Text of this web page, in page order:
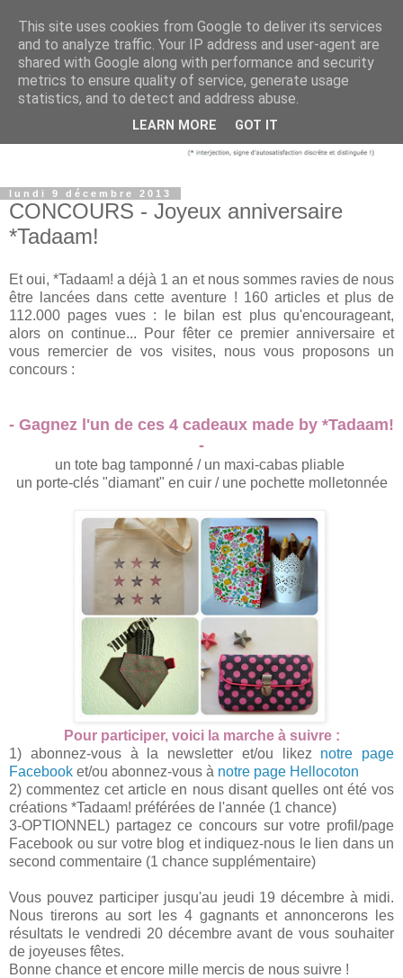
lundi 9 décembre 2013
CONCOURS - Joyeux anniversaire
*Tadaam!
Et oui, *Tadaam! a déjà 1 an et nous sommes ravies de nous
être lancées dans cette aventure ! 160 articles et plus de
112.000 pages vues : le bilan est plus qu'encourageant,
alors on continue... Pour fêter ce premier anniversaire et
vous remercier de vos visites, nous vous proposons un
concours :
- Gagnez l'un de ces 4 cadeaux made by *Tadaam!
-
un tote bag tamponné / un maxi-cabas pliable
un porte-clés "diamant" en cuir / une pochette molletonnée
Pour participer, voici la marche à suivre :
1) abonnez-vous à la newsletter et/ou likez notre page
Facebook et/ou abonnez-vous à notre page Hellocoton
2) commentez cet article en nous disant quelles ont été vos
créations *Tadaam! préférées de l'année (1 chance)
3-OPTIONNEL) partagez ce concours sur votre profil/page
Facebook ou sur votre blog et indiquez-nous le lien dans un
second commentaire (1 chance supplémentaire)
Vous pouvez participer jusqu'au jeudi 19 décembre à midi.
Nous tirerons au sort les 4 gagnants et annoncerons les
résultats le vendredi 20 décembre avant de vous souhaiter
de joyeuses fêtes.
Bonne chance et encore mille mercis de nous suivre !
This site uses cookies from Google to deliver its services
and to analyze traffic. Your IP address and user-agent are
shared with Google along with performance and security
metrics to ensure quality of service, generate usage
statistics, and to detect and address abuse.
LEARN MORE GOT IT